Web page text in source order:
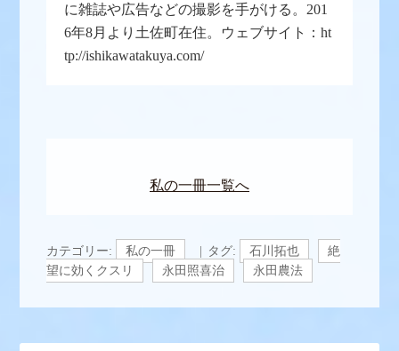
に雑誌や広告などの撮影を手がける。201
6年8月より土佐町在住。ウェブサイト：ht
tp://ishikawatakuya.com/
私の一冊一覧へ
カテゴリー: 私の一冊 タグ: 石川拓也
絶
望に効くクスリ
永田照喜治 永田農法